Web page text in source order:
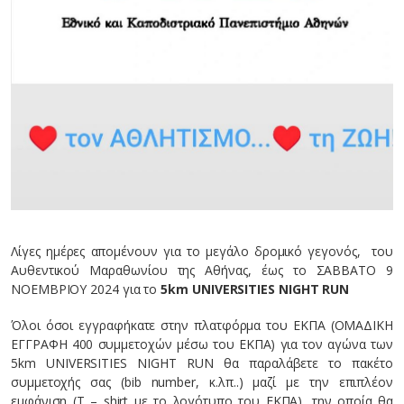
Λίγες ημέρες απομένουν για το μεγάλο δρομικό γεγονός, του
Αυθεντικού Μαραθωνίου της Αθήνας, έως το ΣΑΒΒΑΤΟ 9
ΝΟΕΜΒΡΙΟΥ 2024 για το5km UNIVERSITIES NIGHT RUN
Όλοι όσοι εγγραφήκατε στην πλατφόρμα του ΕΚΠΑ (ΟΜΑΔΙΚΗ
ΕΓΓΡΑΦΗ 400 συμμετοχών μέσω του ΕΚΠΑ) για τον αγώνα των
5km UNIVERSITIES NIGHT RUN θα παραλάβετε το πακέτο
συμμετοχής σας (bib number, κ.λπ..) μαζί με την επιπλέον